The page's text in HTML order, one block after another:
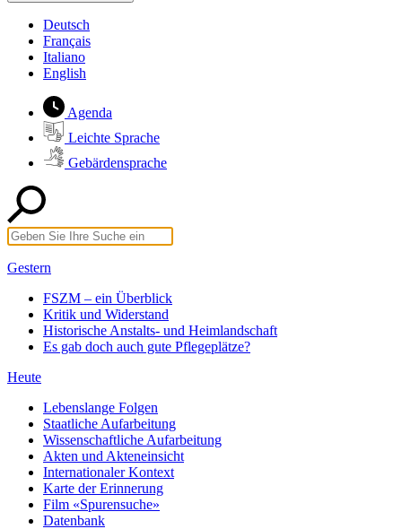
Deutsch
Français
Italiano
English
Agenda
Leichte Sprache
Gebärdensprache
Gestern
FSZM – ein Überblick
Kritik und Widerstand
Historische Anstalts- und Heimlandschaft
Es gab doch auch gute Pflegeplätze?
Heute
Lebenslange Folgen
Staatliche Aufarbeitung
Wissenschaftliche Aufarbeitung
Akten und Akteneinsicht
Internationaler Kontext
Karte der Erinnerung
Film «Spurensuche»
Datenbank